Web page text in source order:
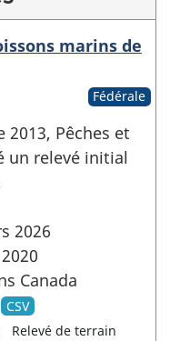
marins de
Fédérale
Pêches et
un relevé initial
2026
Canada
CSV
Relevé de terrain